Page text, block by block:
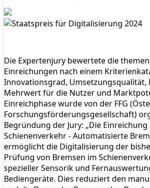
Die Expertenjury bewertete die
Einreichungen nach einem
Innovationsgrad, Umsetzungsqualität,
Mehrwert für die Nutzer und
Einreichphase wurde von der FFG
Forschungsförderungsgesellschaft)
Begründung der Jury: „Die
Schienenverkehr - Automatisierte
ermöglicht die Digitalisierung der
Prüfung von Bremsen im
spezieller Sensorik und
Bediengeräte. Dies reduziert den